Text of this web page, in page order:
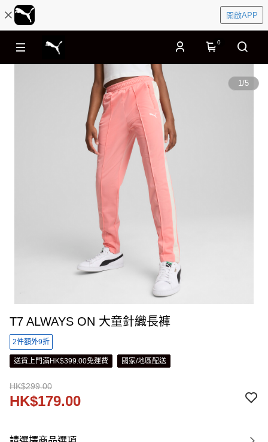
開啟APP
0
1/5
T7 ALWAYS ON 大童針織長褲
2件額外9折
送貨上門滿HK$399.00免運費 國家/地區配送
HK$299.00
HK$179.00